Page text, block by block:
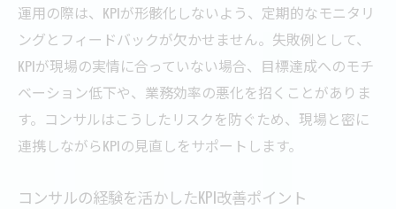
運用の際は、KPIが形骸化しないよう、定期的なモニタリ
ングとフィードバックが欠かせません。失敗例として、
KPIが現場の実情に合っていない場合、目標達成へのモチ
ベーション低下や、業務効率の悪化を招くことがありま
す。コンサルはこうしたリスクを防ぐため、現場と密に
連携しながらKPIの見直しをサポートします。
コンサルの経験を活かしたKPI改善ポイント